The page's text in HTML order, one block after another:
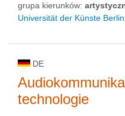
grupa kierunków:
Universität der Künste Berlin
DE
technologie